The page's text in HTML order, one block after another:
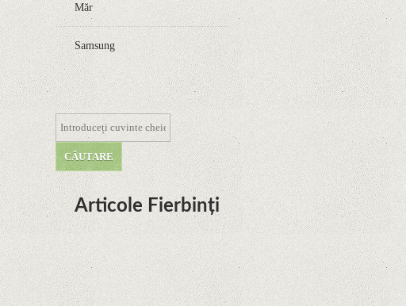
Măr
Samsung
Articole Fierbinți
Dota Anime venind la Netflix în
această lună de la Legenda Korra
Studio Mir